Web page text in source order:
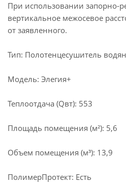
При использовании запорно-
вертикальное межосевое
от заявленного.
Тип: Полотенцесушитель
Модель: Элегия+
Теплоотдача (Qвт): 553
Площадь помещения (м²): 5,6
Объем помещения (м³): 13,9
ПолимерПротект: Есть